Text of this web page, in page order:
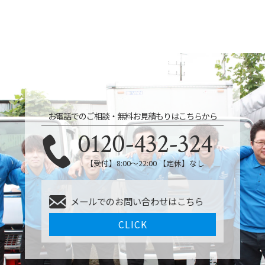
お電話でのご相談・無料お見積もりはこちらから
0120-432-324
【受付】8:00〜22:00 【定休】なし
メールでのお問い合わせはこちら
CLICK